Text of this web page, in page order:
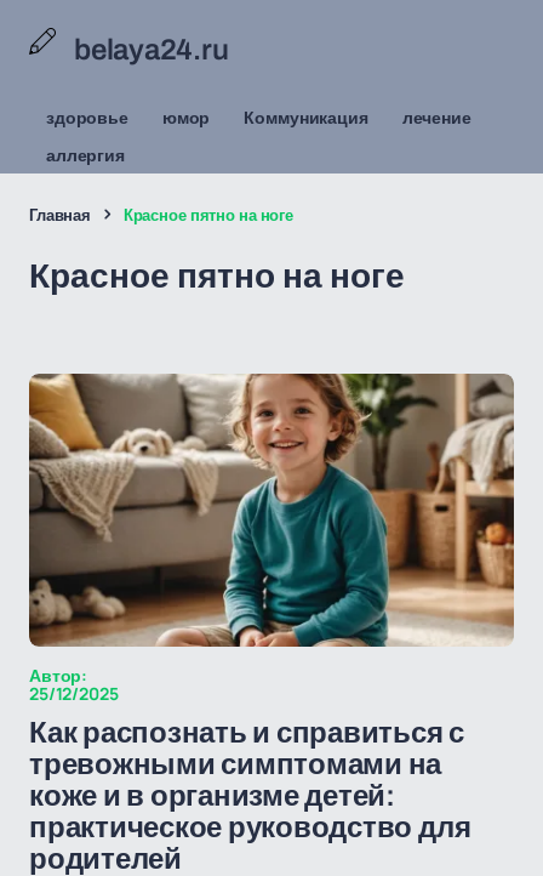
belaya24.ru
здоровье юмор Коммуникация
лечение
аллергия
Главная Красное пятно на ноге
Красное пятно на ноге
Автор:
25/12/2025
Как распознать и справиться с
тревожными симптомами на
коже и в организме детей:
практическое руководство для
родителей